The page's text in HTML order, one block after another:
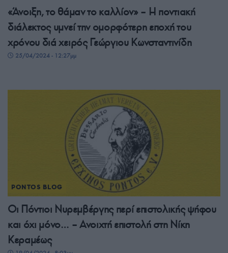
«Άνοιξη, το θάμαν το καλλίον» – Η ποντιακή
διάλεκτος υμνεί την ομορφότερη εποχή του
χρόνου διά χειρός Γεώργιου Κωνσταντινίδη
25/04/2024 - 12:27μμ
PONTOS BLOG
Οι Πόντιοι Νυρεμβέργης περί επιστολικής ψήφου
και όχι μόνο… – Ανοιχτή επιστολή στη Νίκη
Κεραμέως